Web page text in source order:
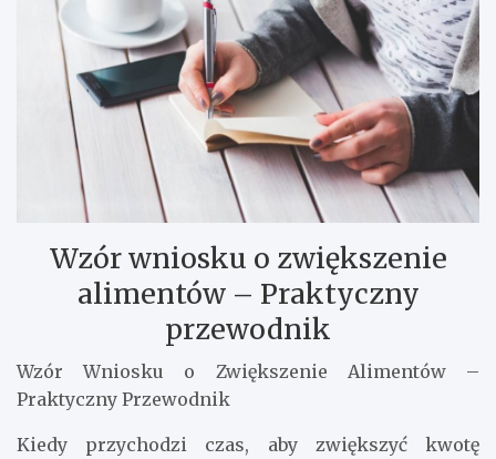
Wzór wniosku o zwiększenie
alimentów – Praktyczny
przewodnik
Wzór Wniosku o Zwiększenie Alimentów –
Praktyczny Przewodnik
Kiedy przychodzi czas, aby zwiększyć kwotę